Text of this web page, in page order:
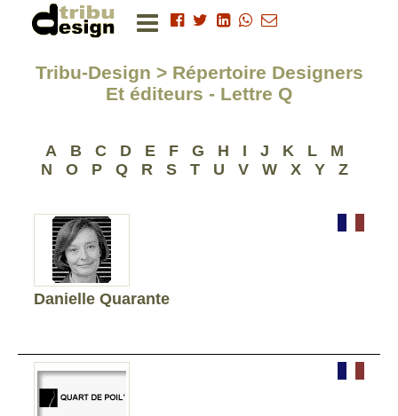
Tribu-Design > Répertoire Designers
Et éditeurs - Lettre Q
A B C D E F G H I J K L
M
N
O P Q R S T U V W X Y Z
Danielle Quarante